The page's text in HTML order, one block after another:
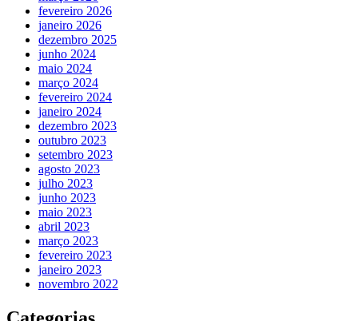
fevereiro 2026
janeiro 2026
dezembro 2025
junho 2024
maio 2024
março 2024
fevereiro 2024
janeiro 2024
dezembro 2023
outubro 2023
setembro 2023
agosto 2023
julho 2023
junho 2023
maio 2023
abril 2023
março 2023
fevereiro 2023
janeiro 2023
novembro 2022